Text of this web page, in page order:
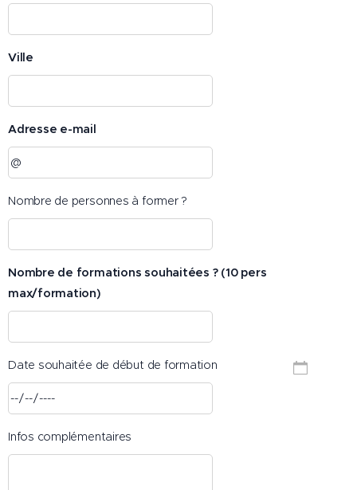
Ville
Adresse e-mail
Nombre de personnes à former ?
Nombre de formations souhaitées ? (10 pers
max/formation)
Date souhaitée de début de formation
Infos complémentaires